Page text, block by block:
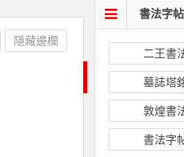
隱藏邊欄
書法字
二王書
墓誌塔
敦煌書
書法字